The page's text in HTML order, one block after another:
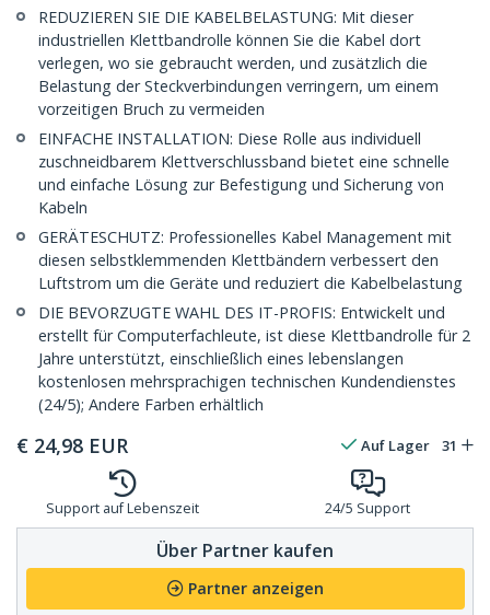
REDUZIEREN SIE DIE KABELBELASTUNG: Mit dieser
industriellen Klettbandrolle können Sie die Kabel dort
verlegen, wo sie gebraucht werden, und zusätzlich die
Belastung der Steckverbindungen verringern, um einem
vorzeitigen Bruch zu vermeiden
EINFACHE INSTALLATION: Diese Rolle aus individuell
zuschneidbarem Klettverschlussband bietet eine schnelle
und einfache Lösung zur Befestigung und Sicherung von
Kabeln
GERÄTESCHUTZ: Professionelles Kabel Management mit
diesen selbstklemmenden Klettbändern verbessert den
Luftstrom um die Geräte und reduziert die Kabelbelastung
DIE BEVORZUGTE WAHL DES IT-PROFIS: Entwickelt und
erstellt für Computerfachleute, ist diese Klettbandrolle für 2
Jahre unterstützt, einschließlich eines lebenslangen
kostenlosen mehrsprachigen technischen Kundendienstes
(24/5); Andere Farben erhältlich
€ 24,98 EUR Auf Lager 31
Support auf Lebenszeit 24/5 Support
Über Partner kaufen
Partner anzeigen